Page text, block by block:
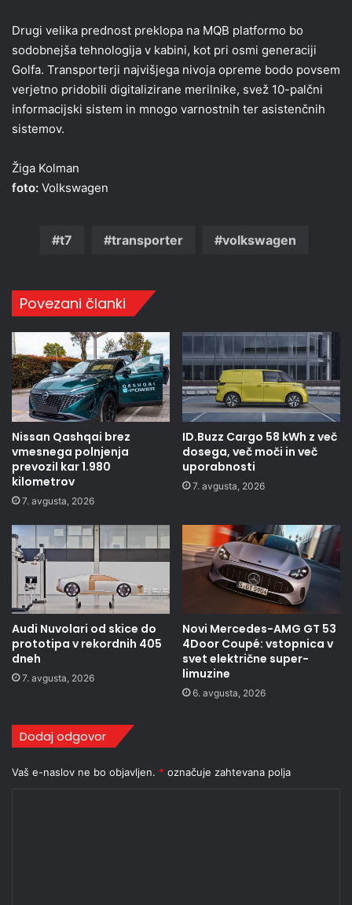
Drugi velika prednost preklopa na MQB platformo bo
sodobnejša tehnologija v kabini, kot pri osmi generaciji
Golfa. Transporterji najvišjega nivoja opreme bodo povsem
verjetno pridobili digitalizirane merilnike, svež 10-palčni
informacijski sistem in mnogo varnostnih ter asistenčnih
sistemov.
Žiga Kolman
foto: Volkswagen
t7 transporter volkswagen
Povezani članki
Nissan Qashqai brez
vmesnega polnjenja
prevozil kar 1.980
kilometrov
7. avgusta, 2026
ID.Buzz Cargo 58 kWh z več
dosega, več moči in več
uporabnosti
7. avgusta, 2026
Audi Nuvolari od skice do
prototipa v rekordnih 405
dneh
7. avgusta, 2026
Novi Mercedes-AMG GT 53
4Door Coupé: vstopnica v
svet električne super-
limuzine
6. avgusta, 2026
Dodaj odgovor
Vaš e-naslov ne bo objavljen. * označuje zahtevana polja